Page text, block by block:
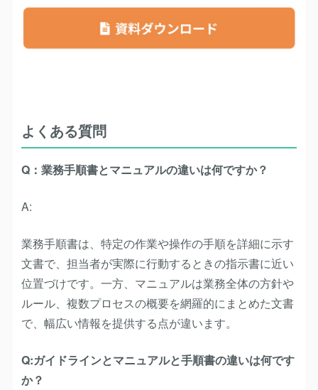
よくある質問
Q：業務手順書とマニュアルの違いは何ですか？
A:
業務手順書は、特定の作業や操作の手順を詳細に示す
文書で、担当者が実際に行動するときの指示書に近い
位置づけです。一方、マニュアルは業務全体の方針や
ルール、複数プロセスの概要を網羅的にまとめた文書
で、幅広い情報を提供する点が違います。
Q:ガイドラインとマニュアルと手順書の違いは何です
か？